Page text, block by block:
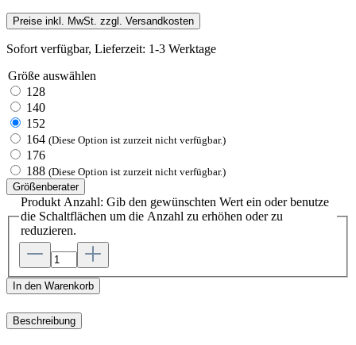
Preise inkl. MwSt. zzgl. Versandkosten
Sofort verfügbar, Lieferzeit: 1-3 Werktage
Größe auswählen
128
140
152
164 (Diese Option ist zurzeit nicht verfügbar.)
176
188 (Diese Option ist zurzeit nicht verfügbar.)
Größenberater
Produkt Anzahl: Gib den gewünschten Wert ein oder benutze
die Schaltflächen um die Anzahl zu erhöhen oder zu
reduzieren.
In den Warenkorb
Beschreibung